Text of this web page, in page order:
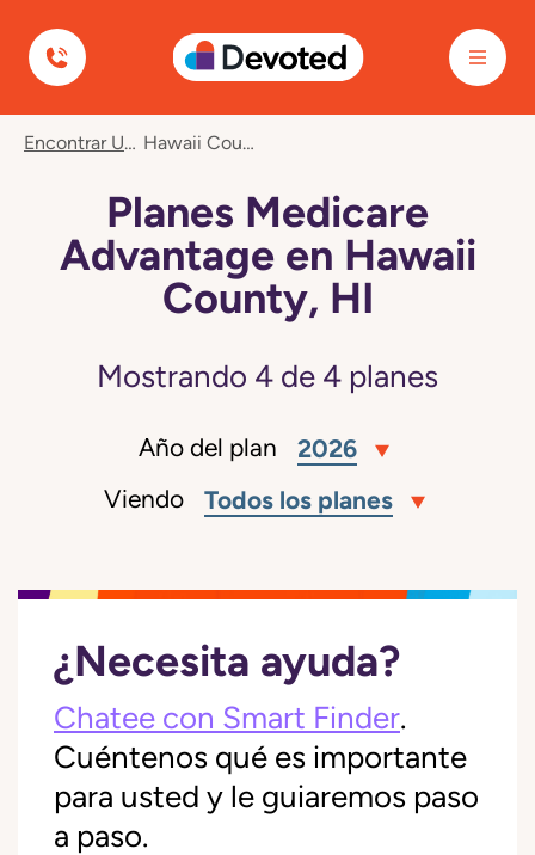
Devoted Health
Encontrar Un Plan Hawaii County, HI
Planes Medicare
Advantage en Hawaii
County, HI
Mostrando 4 de 4 planes
Año del plan 2026
Viendo Todos los planes
¿Necesita ayuda?
Chatee con Smart Finder.
Cuéntenos qué es importante
para usted y le guiaremos paso
a paso.